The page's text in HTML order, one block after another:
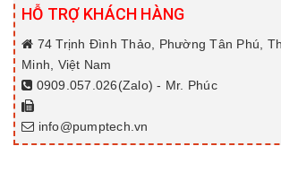
HỖ TRỢ KHÁCH HÀNG
74 Trịnh Đình Thảo, Phường Tân Phú,
Minh, Việt Nam
0909.057.026(Zalo) - Mr. Phúc
info@pumptech.vn